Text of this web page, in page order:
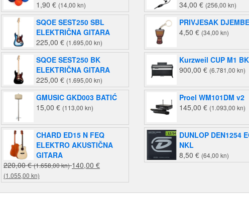
1,90 € (14,00 kn)
SQOE SEST250 SBL
ELEKTRIČNA GITARA
225,00 € (1.695,00 kn)
SQOE SEST250 BK
ELEKTRIČNA GITARA
225,00 € (1.695,00 kn)
GMUSIC GKD003 BATIĆ
15,00 € (113,00 kn)
CHARD ED15 N FEQ
ELEKTRO AKUSTIČNA
GITARA
220,00€ (1.658,00 kn)Izvorna
bila
je:
140,00 €
(1.055,00 kn)
cijena
je:
34,00 € (256,00 kn)
PRIVJESAK DJEMBE
4,50 € (34,00 kn)
Kurzweil CUP M1 BK
900,00 € (6.781,00 kn)
Proel WM101DM v2
145,00 € (1.093,00 kn)
DUNLOP DEN1254
NKL
8,50 € (64,00 kn)